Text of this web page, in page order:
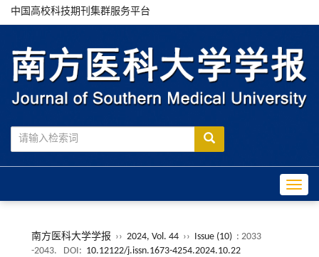
中国高校科技期刊集群服务平台
南方医科大学学报 ›› 2024, Vol. 44 ›› Issue (10) : 2033
-2043.
DOI: 10.12122/j.issn.1673-4254.2024.10.22